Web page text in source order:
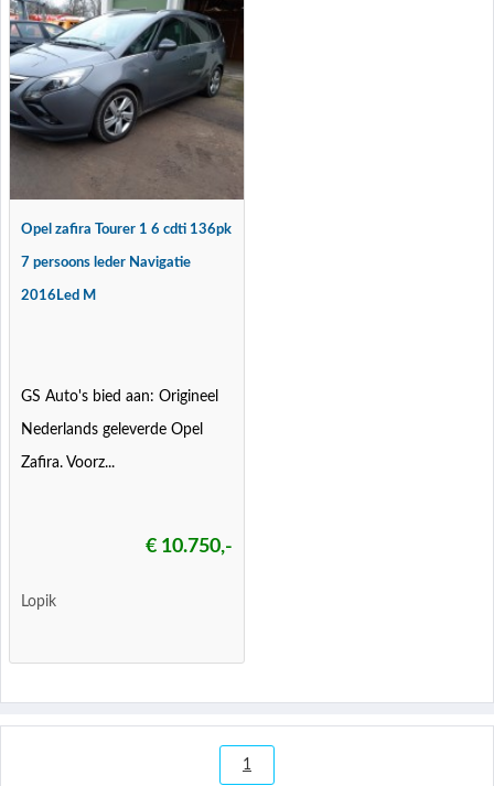
Opel zafira Tourer 1 6 cdti 136pk
7 persoons leder Navigatie
2016Led M
GS Auto's bied aan: Origineel
Nederlands geleverde Opel
Zafira. Voorz...
€ 10.750,-
Lopik
1